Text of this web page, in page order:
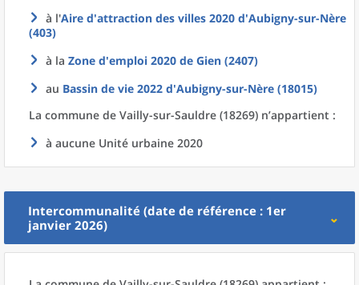
à l'Aire d'attraction des villes 2020 d'Aubigny-sur-Nère
(403)
à la Zone d'emploi 2020 de Gien (2407)
au Bassin de vie 2022 d'Aubigny-sur-Nère (18015)
La commune de Vailly-sur-Sauldre (18269) n’appartient :
à aucune Unité urbaine 2020
Intercommunalité (date de référence : 1er
janvier 2026)